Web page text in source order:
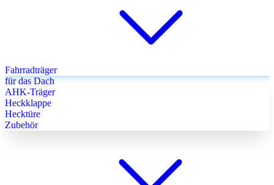
Fahrradträger
für das Dach
AHK-Träger
Heckklappe
Hecktüre
Zubehör